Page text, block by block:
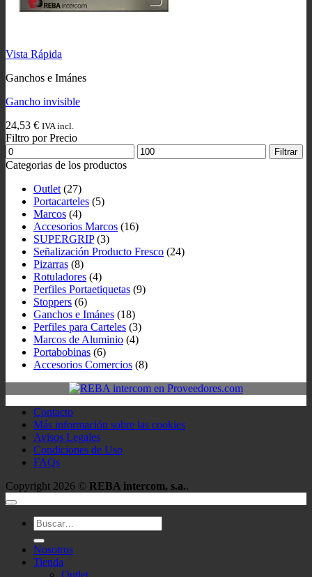
Vista Rápida
Ganchos e Imánes
Gancho invisible
24,53 € IVA incl.
Filtro por Precio
Precio
mínimo
Precio
máximo
Filtrar
Categorias de los productos
Outlet (27)
Portacarteles (5)
Marcos (4)
Accesorios Marcos (16)
SUPERGRIP (3)
Señalización Producto Fresco (24)
Pizarras (8)
Rotuladores (4)
Perfiles Portaetiquetas (9)
Stoppers (6)
Ganchos e Imánes (18)
Perfiles para Carteles (3)
Marcos de Aluminio (4)
Portabobinas (6)
Accesorios Comercios (8)
Contacto
Más información sobre las cookies
Avisos Legales
Condiciones de Uso
FAQs
Copyright 2026 © REBA intercom, s.a..
Buscar
por:
Nosotros
Tienda
Outlet